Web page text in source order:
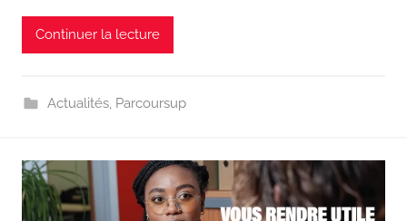
Continuer la lecture
Actualités, Parcoursup